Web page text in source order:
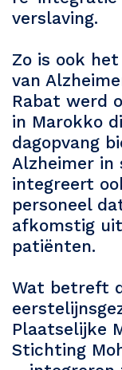
verslaving.
Zo is ook
van
Rabat werd
in Marokko
dagopvang
Alzheimer in
integreert
personeel
afkomstig
patiënten.
Wat betreft
Plaatselijke
Stichting